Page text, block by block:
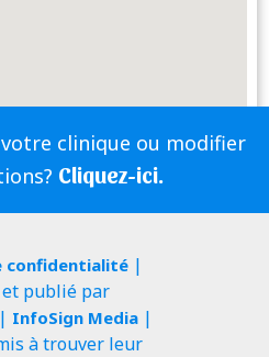
clinique ou modifier
Cliquez-ici.
confidentialité|
publié par
| InfoSign Media|
à trouver leur